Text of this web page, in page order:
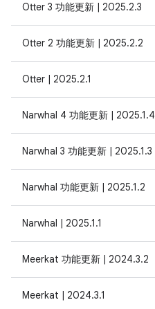
Otter 3 功能更新 | 2025.2.3
Otter 2 功能更新 | 2025.2.2
Otter | 2025.2.1
Narwhal 4 功能更新 | 2025.1.4
Narwhal 3 功能更新 | 2025.1.3
Narwhal 功能更新 | 2025.1.2
Narwhal | 2025.1.1
Meerkat 功能更新 | 2024.3.2
Meerkat | 2024.3.1